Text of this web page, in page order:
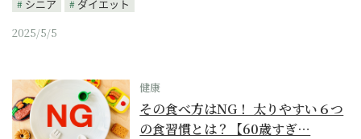
シニア
ダイエット
2025/5/5
健康
その食べ方はNG！ 太りやすい６つ
の食習慣とは？【60歳すぎ…